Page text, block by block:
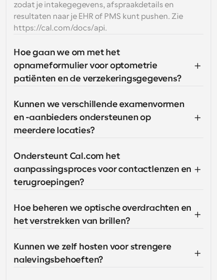
zodat je intakegegevens, afspraakdetails en
resultaten naar je EHR of PMS kunt pushen. Zie
https://cal.com/docs/api.
Hoe gaan we om met het
opnameformulier voor optometrie
patiënten en de verzekeringsgegevens?
Kunnen we verschillende examenvormen
en -aanbieders ondersteunen op
meerdere locaties?
Ondersteunt Cal.com het
aanpassingsproces voor contactlenzen en
terugroepingen?
Hoe beheren we optische overdrachten en
het verstrekken van brillen?
Kunnen we zelf hosten voor strengere
nalevingsbehoeften?